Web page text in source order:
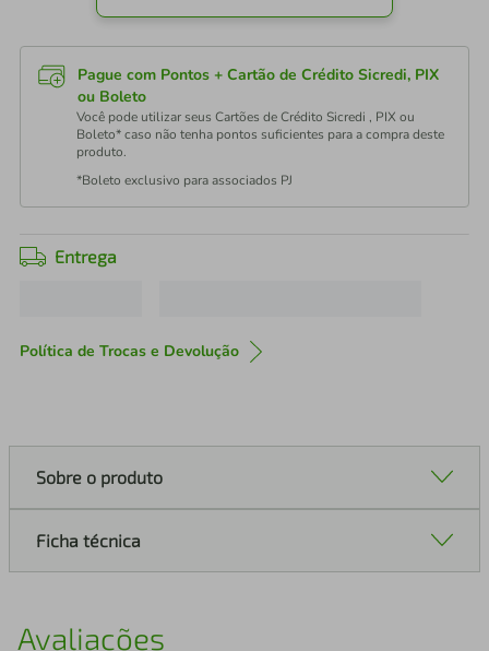
Pague com Pontos + Cartão de Crédito Sicredi, PIX
ou Boleto
Você pode utilizar seus Cartões de Crédito Sicredi , PIX ou
Boleto* caso não tenha pontos suficientes para a compra deste
produto.
*Boleto exclusivo para associados PJ
Entrega
Política de Trocas e Devolução
Sobre o produto
Ficha técnica
Avaliações